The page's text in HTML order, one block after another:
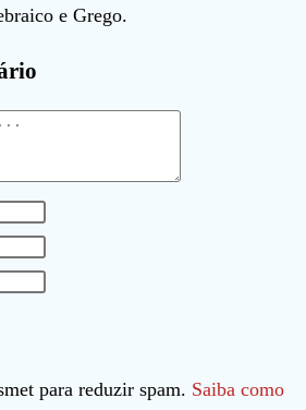
e Grego.
para reduzir spam. Saiba como